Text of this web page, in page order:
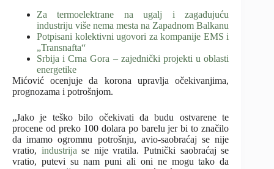
Za termoelektrane na ugalj i zagađujuću
industriju više nema mesta na Zapadnom Balkanu
Potpisani kolektivni ugovori za kompanije EMS i
„Transnafta“
Srbija i Crna Gora – zajednički projekti u oblasti
energetike
Mićović ocenjuje da korona upravlja očekivanjima,
prognozama i potrošnjom.
„Jako je teško bilo očekivati da budu ostvarene te
procene od preko 100 dolara po barelu jer bi to značilo
da imamo ogromnu potrošnju, avio-saobraćaj se nije
vratio, industrija se nije vratila. Putnički saobraćaj se
vratio, putevi su nam puni ali oni ne mogu tako da